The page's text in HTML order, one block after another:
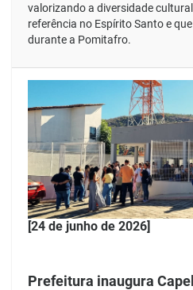
valorizando a diversidade
referência no Espírito Santo e
durante a Pomitafro.
[24 de junho de 2026]
Prefeitura inaugura